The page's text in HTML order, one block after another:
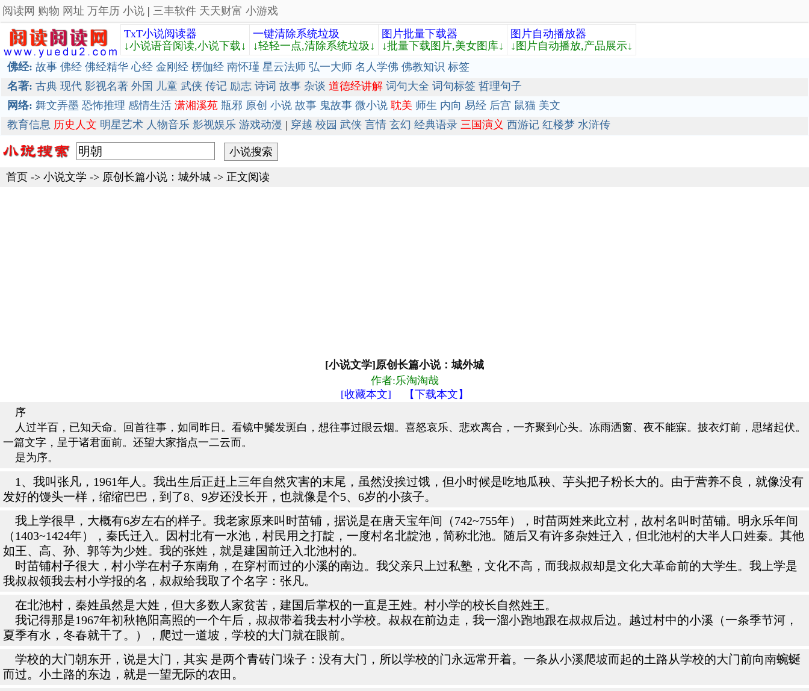
阅读网 购物 网址 万年历 小说 | 三丰软件 天天财富 小游戏
TxT小说阅读器
↓小说语音阅读,小说下载↓
一键清除系统垃圾
↓轻轻一点,清除系统垃圾↓
图片批量下载器
↓批量下载图片,美女图库↓
图片自动播放器
↓图片自动播放,产品展示↓
佛经: 故事 佛经 佛经精华 心经 金刚经 楞伽经 南怀瑾 星云法师 弘一大师 名人学佛 佛教知识 标签
名著: 古典 现代 影视名著 外国 儿童 武侠 传记 励志 诗词 故事 杂谈 道德经讲解 词句大全 词句标签 哲理句子
网络: 舞文弄墨 恐怖推理 感情生活 潇湘溪苑 瓶邪 原创 小说 故事 鬼故事 微小说 耽美 师生 内向 易经 后宫 鼠猫 美文
教育信息 历史人文 明星艺术 人物音乐 影视娱乐 游戏动漫 | 穿越 校园 武侠 言情 玄幻 经典语录 三国演义 西游记 红楼梦 水浒传
首页 -> 小说文学 -> 原创长篇小说：城外城 -> 正文阅读
[小说文学]原创长篇小说：城外城
作者:乐淘淘哉
[收藏本文]
【下载本文】
序
人过半百，已知天命。回首往事，如同昨日。看镜中鬓发斑白，想往事过眼云烟。喜怒哀乐、悲欢离合，一齐聚到心头。冻雨洒窗、夜不能寐。披衣灯前，思绪起伏。
一篇文字，呈于诸君面前。还望大家指点一二云而。
是为序。
1、我叫张凡，1961年人。我出生后正赶上三年自然灾害的末尾，虽然没挨过饿，但小时候是吃地瓜秧、芋头把子粉长大的。由于营养不良，就像没有
发好的馒头一样，缩缩巴巴，到了8、9岁还没长开，也就像是个5、6岁的小孩子。
我上学很早，大概有6岁左右的样子。我老家原来叫时苗铺，据说是在唐天宝年间（742~755年），时苗两姓来此立村，故村名叫时苗铺。明永乐年间
（1403~1424年），秦氏迁入。因村北有一水池，村民用之打靛，一度村名北靛池，简称北池。随后又有许多杂姓迁入，但北池村的大半人口姓秦。其他
如王、高、孙、郭等为少姓。我的张姓，就是建国前迁入北池村的。
时苗铺村子很大，村小学在村子东南角，在穿村而过的小溪的南边。我父亲只上过私塾，文化不高，而我叔叔却是文化大革命前的大学生。我上学是
我叔叔领我去村小学报的名，叔叔给我取了个名字：张凡。
在北池村，秦姓虽然是大姓，但大多数人家贫苦，建国后掌权的一直是王姓。村小学的校长自然姓王。
我记得那是1967年初秋艳阳高照的一个午后，叔叔带着我去村小学校。叔叔在前边走，我一溜小跑地跟在叔叔后边。越过村中的小溪（一条季节河，
夏季有水，冬春就干了。），爬过一道坡，学校的大门就在眼前。
学校的大门朝东开，说是大门，其实 是两个青砖门垛子：没有大门，所以学校的门永远常开着。一条从小溪爬坡而起的土路从学校的大门前向南蜿蜒
而过。小土路的东边，就是一望无际的农田。